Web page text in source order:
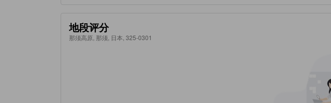
地段评分
那须高原, 那须, 日本, 325-0301